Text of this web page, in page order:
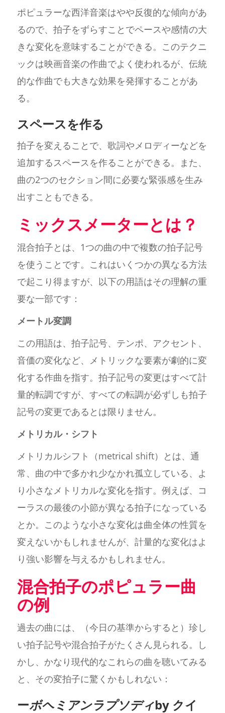
ポピュラーな西洋音楽はやや反復的な傾向があ
るので、拍子をずらすことでペースや感情の大
きな変化を意味することができる。このテクニ
ックは映画音楽の作曲でよく使われるが、伝統
的な作曲でも大きな効果を発揮することがあ
る。
スペースを作る
拍子を変えることで、歌詞やメロディーなどを
追加するスペースを作ることができる。また、
曲の2つのセクション間に必要な緊張感を生み
出すこともできる。
ミックスメーターとは？
混合拍子とは、1つの曲の中で複数の拍子記号
を使うことです。これはいくつかの異なる方法
で起こり得ますが、以下の用語はその理解の重
要な一部です：
メートル変調
この用語は、拍子記号、テンポ、アクセント、
音価の変化など、メトリックな要素が劇的に変
化する作曲を指す。拍子記号の変更はすべて計
量的転調ですが、すべての転調が必ずしも拍子
記号の変更であるとは限りません。
メトリカル・シフト
メトリカルシフト（metrical shift）とは、通
常、曲の中で多かれ少なかれ孤立している、よ
り小さなメトリカルな変化を指す。例えば、コ
ーラスの最後の小節が異なる拍子になっている
とか。このような小さな変化は曲全体の性質を
変えないかもしれませんが、計量的な変化はよ
り強い影響を与えるかもしれません。
混合拍子のポピュラー曲
の例
過去の曲には、（今日の基準からすると）珍し
い拍子記号や混合拍子がたくさん見られる。し
かし、かなり現代的なこれらの曲を聴いてみる
と、その変拍子に驚くかもしれない：
ーボヘミアンラプソディby クイ